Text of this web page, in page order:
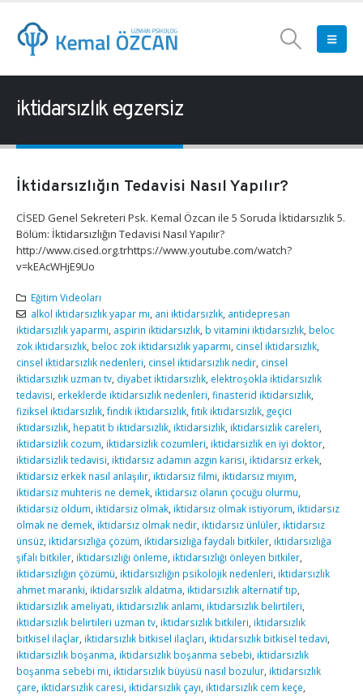
iktidarsızlık egzersiz
İktidarsızlığın Tedavisi Nasıl Yapılır?
CİSED Genel Sekreteri Psk. Kemal Özcan ile 5 Soruda İktidarsızlık 5.
Bölüm: İktidarsızlığın Tedavisi Nasıl Yapılır?
http://www.cised.org.trhttps://www.youtube.com/watch?
v=kEAcWHjE9Uo
Eğitim Videoları
alkol iktidarsızlık yapar mı, ani iktidarsızlık, antidepresan
iktidarsızlık yaparmı, aspirin iktidarsızlık, b vitamini iktidarsızlık, beloc
zok iktidarsızlık, beloc zok iktidarsızlık yaparmı, cinsel iktidarsızlık,
cinsel iktidarsızlık nedenleri, cinsel iktidarsızlık nedir, cinsel
iktidarsızlık uzman tv, diyabet iktidarsızlık, elektroşokla iktidarsızlık
tedavisi, erkeklerde iktidarsızlık nedenleri, finasterid iktidarsızlık,
fiziksel iktidarsızlık, fındık iktidarsızlık, fıtık iktidarsızlık, geçici
iktidarsızlık, hepatit b iktidarsızlık, iktidarsizlik, iktidarsizlik careleri,
iktidarsizlik cozum, iktidarsizlik cozumleri, iktidarsizlik en iyi doktor,
iktidarsizlik tedavisi, iktidarsız adamın azgın karısı, iktidarsız erkek,
iktidarsız erkek nasıl anlaşılır, iktidarsız filmi, iktidarsız mıyım,
iktidarsız muhteris ne demek, iktidarsız olanın çocuğu olurmu,
iktidarsız oldum, iktidarsız olmak, iktidarsız olmak istiyorum, iktidarsız
olmak ne demek, iktidarsız olmak nedir, iktidarsız ünlüler, iktidarsız
ünsüz, iktidarsızlığa çözüm, iktidarsızlığa faydalı bitkiler, iktidarsızlığa
şifalı bitkiler, iktidarsızlığı önleme, iktidarsızlığı önleyen bitkiler,
iktidarsızlığın çözümü, iktidarsızlığın psikolojik nedenleri, iktidarsızlık
ahmet maranki, iktidarsızlık aldatma, iktidarsızlık alternatif tıp,
iktidarsızlık ameliyatı, iktidarsızlık anlamı, iktidarsızlık belirtileri,
iktidarsızlık belirtileri uzman tv, iktidarsızlık bitkileri, iktidarsızlık
bitkisel ilaçlar, iktidarsızlık bitkisel ilaçları, iktidarsızlık bitkisel tedavi,
iktidarsızlık boşanma, iktidarsızlık boşanma sebebi, iktidarsızlık
boşanma sebebi mi, iktidarsızlık büyüsü nasıl bozulur, iktidarsızlık
çare, iktidarsızlık caresi, iktidarsızlık çayı, iktidarsızlık cem keçe,